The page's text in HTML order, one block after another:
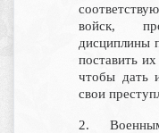
войск,
дисциплины
поставить
чтобы дать
свои
2. Военным